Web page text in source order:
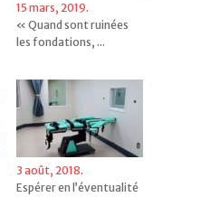
15 mars, 2019.
« Quand sont ruinées
les fondations, ...
3 août, 2018.
Espérer en l’éventualité